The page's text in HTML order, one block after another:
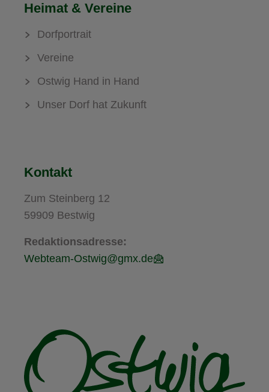
Heimat & Vereine
Dorfportrait
Vereine
Ostwig Hand in Hand
Unser Dorf hat Zukunft
Kontakt
Zum Steinberg 12
59909 Bestwig
Redaktionsadresse:
Webteam-Ostwig@gmx.de